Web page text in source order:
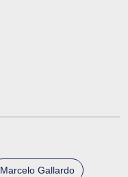
Marcelo Gallardo